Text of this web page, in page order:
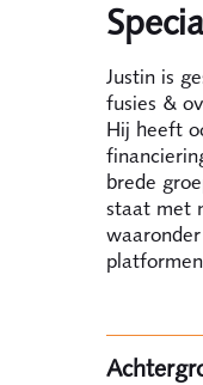
Justin is
fusies &
Hij heeft
brede
staat met